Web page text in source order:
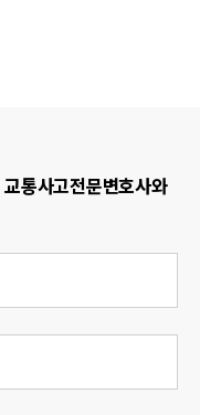
교통사고전문변호사와